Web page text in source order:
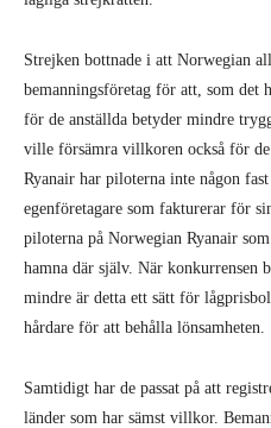
Strejken bottnade i att Norwegian
bemanningsföretag för att, som det
för de anställda betyder mindre
ville försämra villkoren också för de
Ryanair har piloterna inte någon
egenföretagare som fakturerar för
piloterna på Norwegian Ryanair
hamna där själv. När konkurrensen
mindre är detta ett sätt för
hårdare för att behålla lönsamheten.
Samtidigt har de passat på att
länder som har sämst villkor.